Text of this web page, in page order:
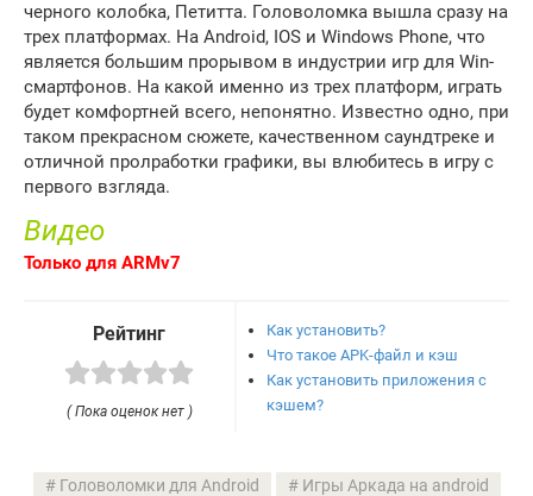
черного колобка, Петитта. Головоломка вышла сразу на
трех платформах. На Android, IOS и Windows Phone, что
является большим прорывом в индустрии игр для Win-
смартфонов. На какой именно из трех платформ, играть
будет комфортней всего, непонятно. Известно одно, при
таком прекрасном сюжете, качественном саундтреке и
отличной пролработки графики, вы влюбитесь в игру с
первого взгляда.
Видео
Только для ARMv7
Рейтинг
( Пока оценок нет )
Как установить?
Что такое APK-файл и кэш
Как установить приложения с
кэшем?
Головоломки для Android
Игры Аркада на android